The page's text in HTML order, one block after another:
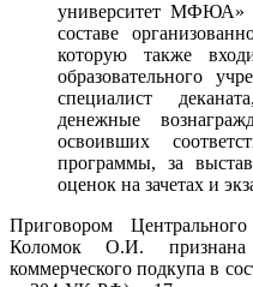
университет МФЮА»
составе
которую также
образовательного
специалист
денежные
освоивших
программы, за
оценок на зачетах и
Приговором
Коломок О.И.
коммерческого подкупа в